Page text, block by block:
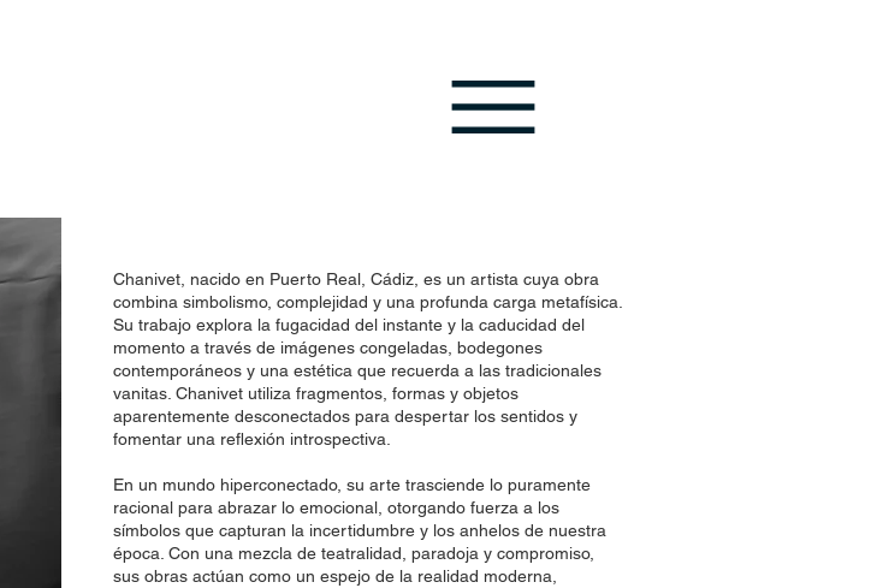
Chanivet, nacido en Puerto Real, Cádiz, es un artista cuya obra
combina simbolismo, complejidad y una profunda carga metafísica.
Su trabajo explora la fugacidad del instante y la caducidad del
momento a través de imágenes congeladas, bodegones
contemporáneos y una estética que recuerda a las tradicionales
vanitas. Chanivet utiliza fragmentos, formas y objetos
aparentemente desconectados para despertar los sentidos y
fomentar una reflexión introspectiva.
En un mundo hiperconectado, su arte trasciende lo puramente
racional para abrazar lo emocional, otorgando fuerza a los
símbolos que capturan la incertidumbre y los anhelos de nuestra
época. Con una mezcla de teatralidad, paradoja y compromiso,
sus obras actúan como un espejo de la realidad moderna,